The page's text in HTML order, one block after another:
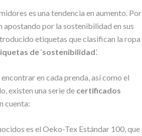
es una tendencia en aumento. Por
apostando por la sostenibilidad en sus
etiquetas que clasifican la ropa
de‘sostenibilidad’.
en cada prenda, así como el
existen una serie de certificados
cuenta:
es el Oeko-Tex Estándar 100, que